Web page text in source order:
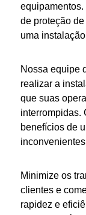
de proteção
uma
Nossa equipe
realizar a
que suas
interrompidas.
benefícios de
Minimize os
clientes e
rapidez e